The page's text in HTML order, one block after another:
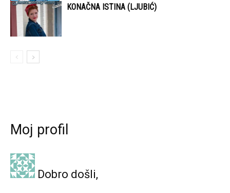
KONAČNA ISTINA (LJUBIĆ)
Moj profil
Dobro došli,